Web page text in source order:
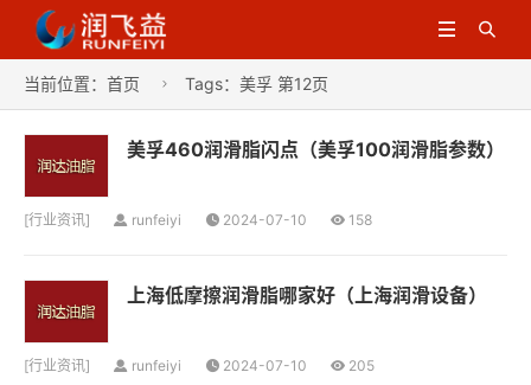


当前位置： 首页  Tags：美孚 第12页
美孚460润滑脂闪点（美孚100润滑脂参数）
[行业资讯] runfeiyi 2024-07-10 158
上海低摩擦润滑脂哪家好（上海润滑设备）
[行业资讯] runfeiyi 2024-07-10 205